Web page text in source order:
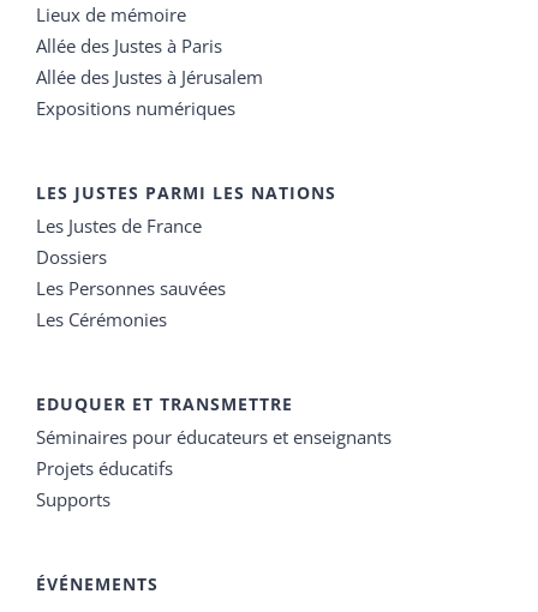
Lieux de mémoire
Allée des Justes à Paris
Allée des Justes à Jérusalem
Expositions numériques
LES JUSTES PARMI LES NATIONS
Les Justes de France
Dossiers
Les Personnes sauvées
Les Cérémonies
EDUQUER ET TRANSMETTRE
Séminaires pour éducateurs et enseignants
Projets éducatifs
Supports
ÉVÉNEMENTS